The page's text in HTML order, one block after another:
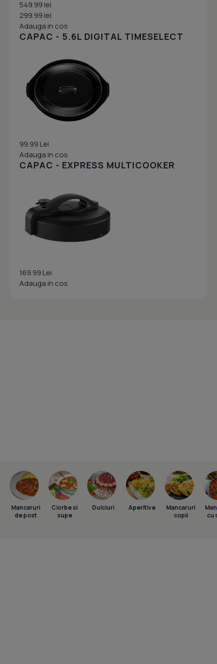
549.99 lei
299.99 lei
Adauga in cos
CAPAC - 5.6L DIGITAL TIMESELECT
99.99 Lei
Adauga in cos
CAPAC - EXPRESS MULTICOOKER
169.99 Lei
Adauga in cos
Mancaruri
de post
Ciorbe si
supe
Dulciuri Aperitive
Mancaruri
copii
cu